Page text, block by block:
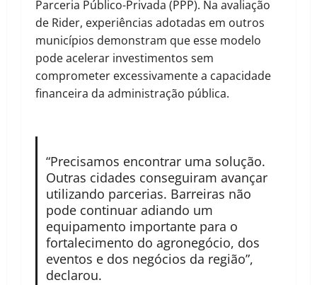
Parceria Público-Privada (PPP). Na avaliação
de Rider, experiências adotadas em outros
municípios demonstram que esse modelo
pode acelerar investimentos sem
comprometer excessivamente a capacidade
financeira da administração pública.
“Precisamos encontrar uma solução.
Outras cidades conseguiram avançar
utilizando parcerias. Barreiras não
pode continuar adiando um
equipamento importante para o
fortalecimento do agronegócio, dos
eventos e dos negócios da região”,
declarou.